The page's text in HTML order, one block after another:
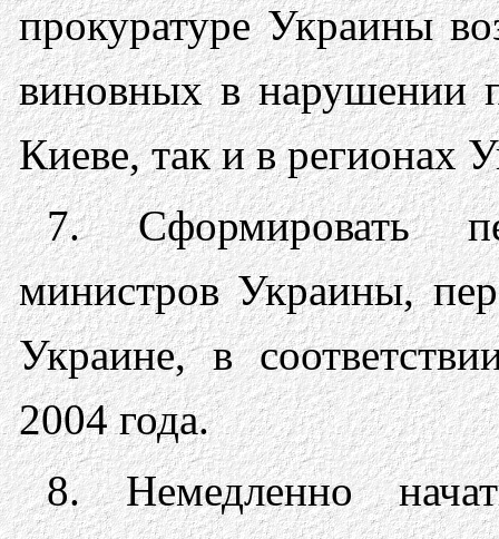
прокуратуре Украины
виновных в нарушении
Киеве, так и в регионах
7. Сформировать
министров Украины,
Украине, в
2004 года.
8. Немедленно